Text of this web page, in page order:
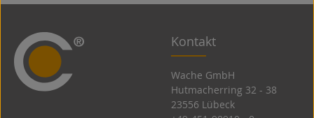
Kontakt
Wache GmbH
Hutmacherring 32 ­- 38
23556 Lübeck